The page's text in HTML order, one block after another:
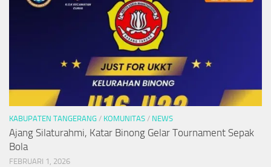
KABUPATEN TANGERANG / KOMUNITAS / NEWS
Ajang Silaturahmi, Katar Binong Gelar Tournament Sepak
Bola
FEBRUARI 1, 2026